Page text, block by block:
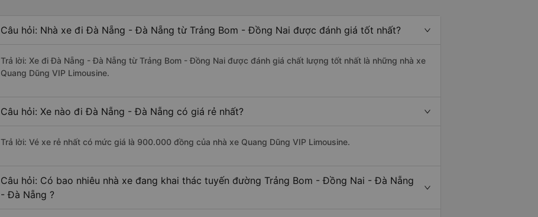
Câu hỏi: Nhà xe đi Đà Nẵng - Đà Nẵng từ Trảng Bom - Đồng Nai được đánh giá tốt nhất?
Trả lời: Xe đi Đà Nẵng - Đà Nẵng từ Trảng Bom - Đồng Nai được đánh giá chất lượng tốt nhất là những nhà xe
Quang Dũng VIP Limousine.
Câu hỏi: Xe nào đi Đà Nẵng - Đà Nẵng có giá rẻ nhất?
Trả lời: Vé xe rẻ nhất có mức giá là 900.000 đồng của nhà xe Quang Dũng VIP Limousine.
Câu hỏi: Có bao nhiêu nhà xe đang khai thác tuyến đường Trảng Bom - Đồng Nai - Đà Nẵng
- Đà Nẵng ?